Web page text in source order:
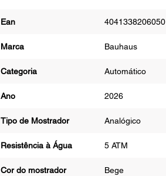
Ean 4041338206050
Marca Bauhaus
Categoria Automático
Ano 2026
Tipo de Mostrador Analógico
Resistência à Água 5 ATM
Cor do mostrador Bege